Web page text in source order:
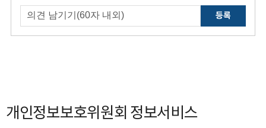
등록
개인정보보호위원회 정보서비스